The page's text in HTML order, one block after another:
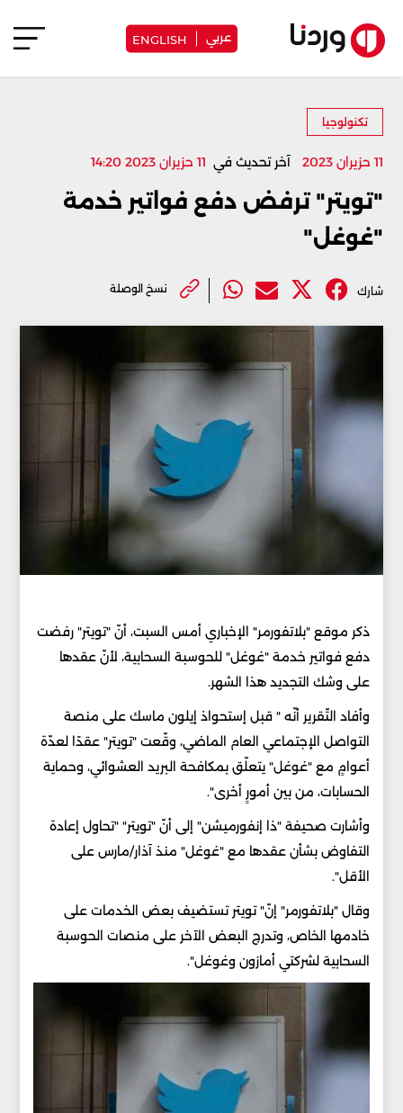
عربي ENGLISH
تكنولوجيا
11 حزيران 2023 آخر تحديث في 11 حزيران 2023 14:20
"تويتر" ترفض دفع فواتير خدمة
"غوغل"
شارك نسخ الوصلة
ذكر موقع "بلاتفورمر" الإخباري أمس السبت، أنّ "تويتر" رفضت
دفع فواتير خدمة "غوغل" للحوسبة السحابية، لأنّ عقدها
على وشك التجديد هذا الشهر.
وأفاد التّقرير أنّه " قبل إستحواذ إيلون ماسك على منصة
التواصل الإجتماعي العام الماضي، وقّعت "تويتر" عقدًا لعدّة
أعوامٍ مع "غوغل" يتعلّق بمكافحة البريد العشوائي، وحماية
الحسابات، من بين أمورٍ أخرى".
وأشارت صحيفة "ذا إنفورميشن" إلى أنّ "تويتر" "تحاول إعادة
التفاوض بشأن عقدها مع "غوغل" منذ آذار/مارس على
الأقل".
وقال "بلاتفورمر" إنّ" تويتر تستضيف بعض الخدمات على
خادمها الخاص، وتدرج البعض الآخر على منصات الحوسبة
السحابية لشركتي أمازون وغوغل".